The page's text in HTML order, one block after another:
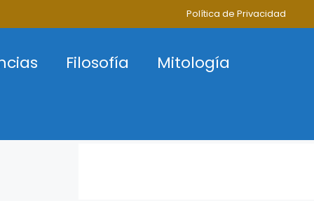
Política de Privacidad
Filosofía
Mitología